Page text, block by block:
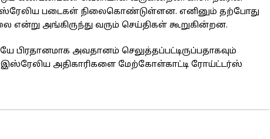
படைகள் நிலைகொண்டுள்ளன. எனினும் தற்போது
அங்கிருந்து வரும் செய்திகள் கூறுகின்றன.
பிரதானமாக அவதானம் செலுத்தப்பட்டிருப்பதாகவும்
அதிகாரிகளை மேற்கோள்காட்டி ரோய்ட்டர்ஸ்